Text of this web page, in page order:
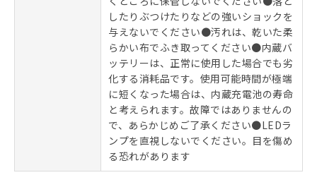
したりぶつけたりなどの強いショックを
与えないでください●汚れは、乾いた柔
らかい布でふき取ってください●内蔵バ
ッテリーは、正常に使用した場合でも劣
化する消耗品です。使用可能時間が極端
に短くなった場合は、内蔵充電池の寿命
と考えられます。故障ではありませんの
で、あらかじめご了承ください●LEDラ
ンプを直視しないでください。目を傷め
る恐れがあります